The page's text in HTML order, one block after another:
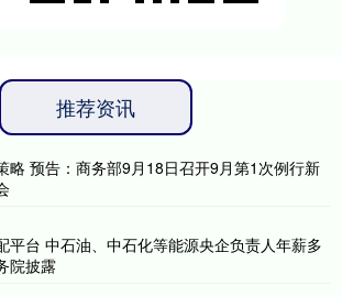
推荐资讯
略 预告：商务部9月18日召开9月第1次例行新
平台 中石油、中石化等能源央企负责人年薪多
院披露